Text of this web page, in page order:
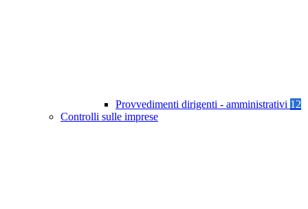
Provvedimenti dirigenti - amministrativi 12
Controlli sulle imprese